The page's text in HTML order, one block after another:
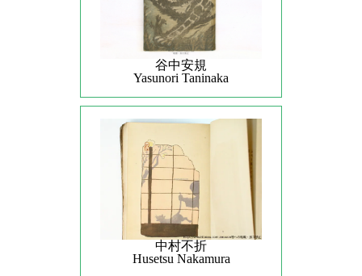
谷中安規
Yasunori Taninaka
中村不折
Husetsu Nakamura